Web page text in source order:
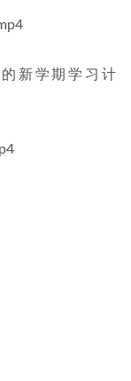
新学期学习计